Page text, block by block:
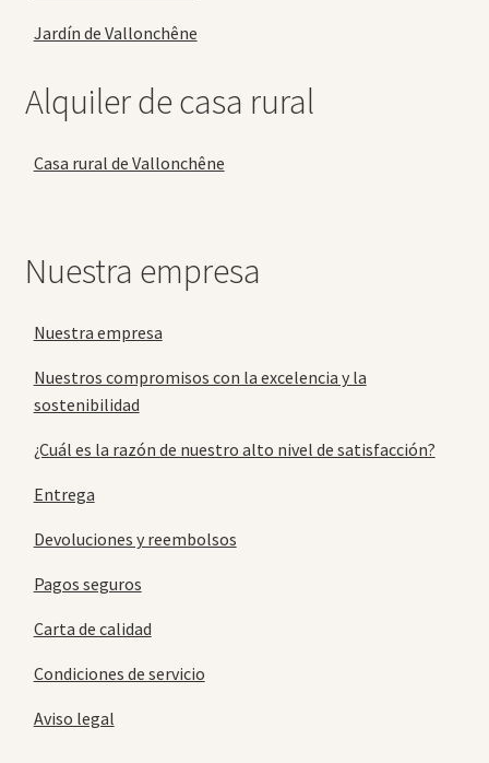
Jardín de Vallonchêne
Alquiler de casa rural
Casa rural de Vallonchêne
Nuestra empresa
Nuestra empresa
Nuestros compromisos con la excelencia y la
sostenibilidad
¿Cuál es la razón de nuestro alto nivel de satisfacción?
Entrega
Devoluciones y reembolsos
Pagos seguros
Carta de calidad
Condiciones de servicio
Aviso legal